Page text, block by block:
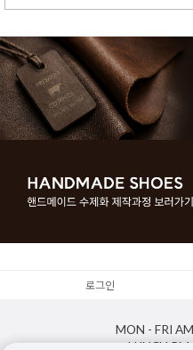
로그인
MON - FRI
LUNCHPM